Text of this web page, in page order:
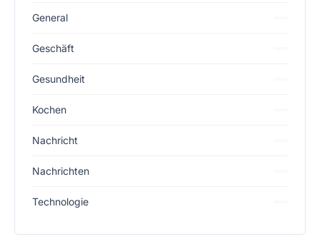
General
Geschäft
Gesundheit
Kochen
Nachricht
Nachrichten
Technologie